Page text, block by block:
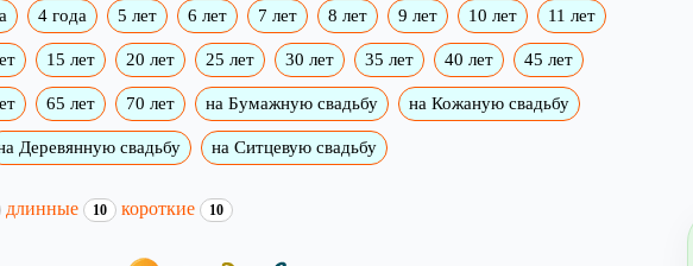
4 года 5 лет 6 лет 7 лет 8 лет 9 лет 10 лет 11 лет
15 лет 20 лет 25 лет 30 лет 35 лет 40 лет 45 лет
65 лет 70 лет на Бумажную свадьбу на Кожаную свадьбу
Деревянную свадьбу на Ситцевую свадьбу
длинные 10 короткие 10